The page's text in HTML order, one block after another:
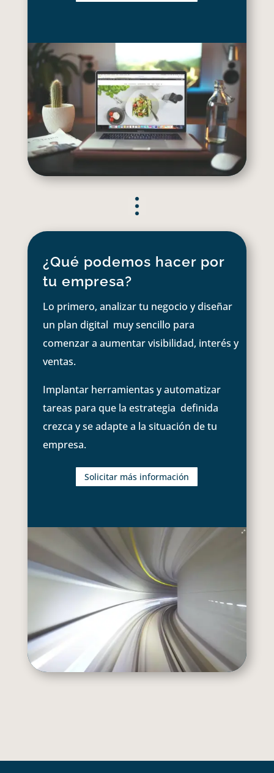
¿Qué podemos hacer por
tu empresa?
Lo primero, analizar tu negocio y diseñar
un plan digital muy sencillo para
comenzar a aumentar visibilidad, interés y
ventas.
Implantar herramientas y automatizar
tareas para que la estrategia definida
crezca y se adapte a la situación de tu
empresa.
Solicitar más información